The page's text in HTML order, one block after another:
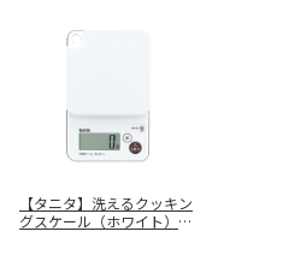
【タニタ】洗えるクッキン
グスケール（ホワイト）